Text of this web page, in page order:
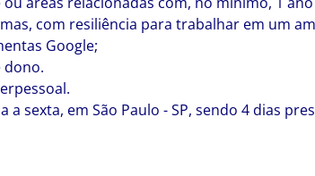
com resiliência para trabalhar em um
Google;
dono.
sexta, em São Paulo - SP, sendo 4 dias